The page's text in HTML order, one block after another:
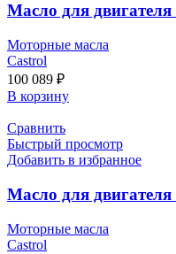
Масло для двигателя
Моторные масла
Castrol
100 089 ₽
В корзину
Сравнить
Быстрый просмотр
Добавить в избранное
Масло для двигателя
Моторные масла
Castrol